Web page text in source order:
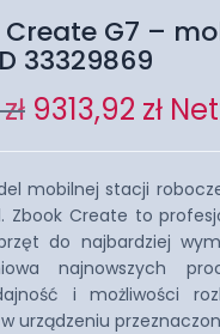
Create G7 –
33329869
zł 9313,92 zł
mobilnej stacji
Zbook Create to
do najbardziej
najnowszych
i możliwości
urządzeniu